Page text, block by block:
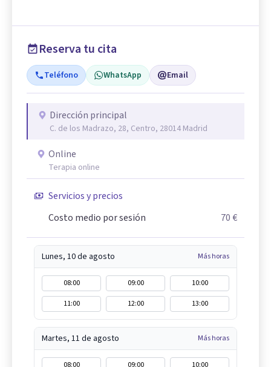
Reserva tu cita
Teléfono WhatsApp Email
Dirección principal
C. de los Madrazo, 28, Centro, 28014 Madrid
Online
Terapia online
Servicios y precios
Costo medio por sesión
70 €
Lunes, 10 de agosto Más horas
08:00 09:00
10:00
11:00
12:00 13:00
Martes, 11 de agosto Más horas